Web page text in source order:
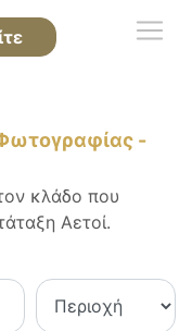
-
κλάδο που
Αετοί.